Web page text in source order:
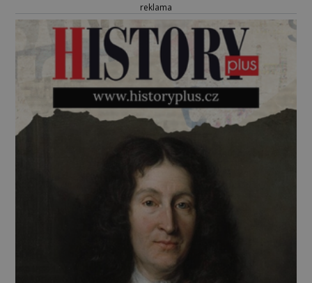
reklama